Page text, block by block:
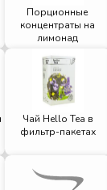
Порционные
концентраты на
лимонад
Чай Hello Tea в
фильтр-пакетах